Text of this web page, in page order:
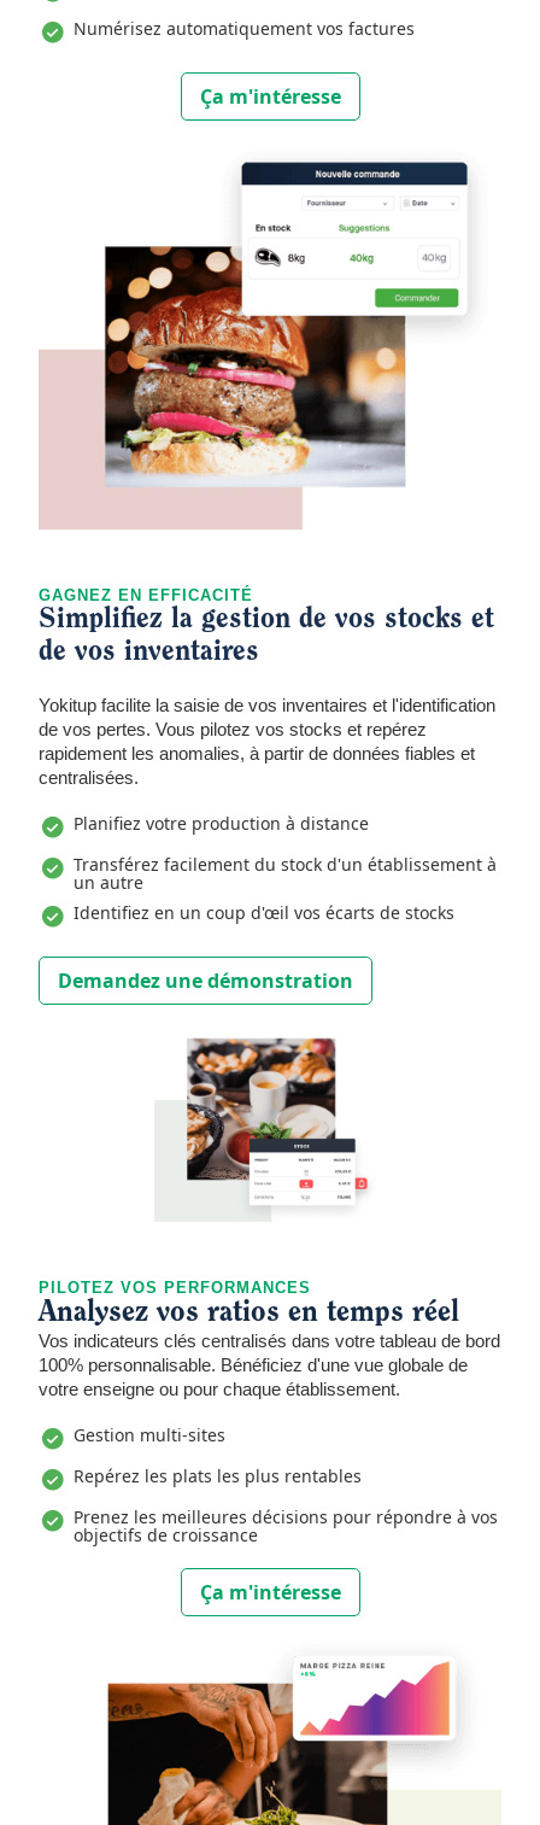
Numérisez automatiquement vos factures
Ça m'intéresse
GAGNEZ EN EFFICACITÉ
Simplifiez la gestion de vos stocks et
de vos inventaires
Yokitup facilite la saisie de vos inventaires et l'identification
de vos pertes. Vous pilotez vos stocks et repérez
rapidement les anomalies, à partir de données fiables et
centralisées.
Planifiez votre production à distance
Transférez facilement du stock d'un établissement à
un autre
Identifiez en un coup d'œil vos écarts de stocks
Demandez une démonstration
PILOTEZ VOS PERFORMANCES
Analysez vos ratios en temps réel
Vos indicateurs clés centralisés dans votre tableau de bord
100% personnalisable. Bénéficiez d'une vue globale de
votre enseigne ou pour chaque établissement.
Gestion multi-sites
Repérez les plats les plus rentables
Prenez les meilleures décisions pour répondre à vos
objectifs de croissance
Ça m'intéresse